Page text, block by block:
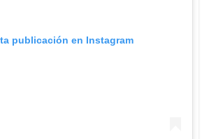
publicación en Instagram